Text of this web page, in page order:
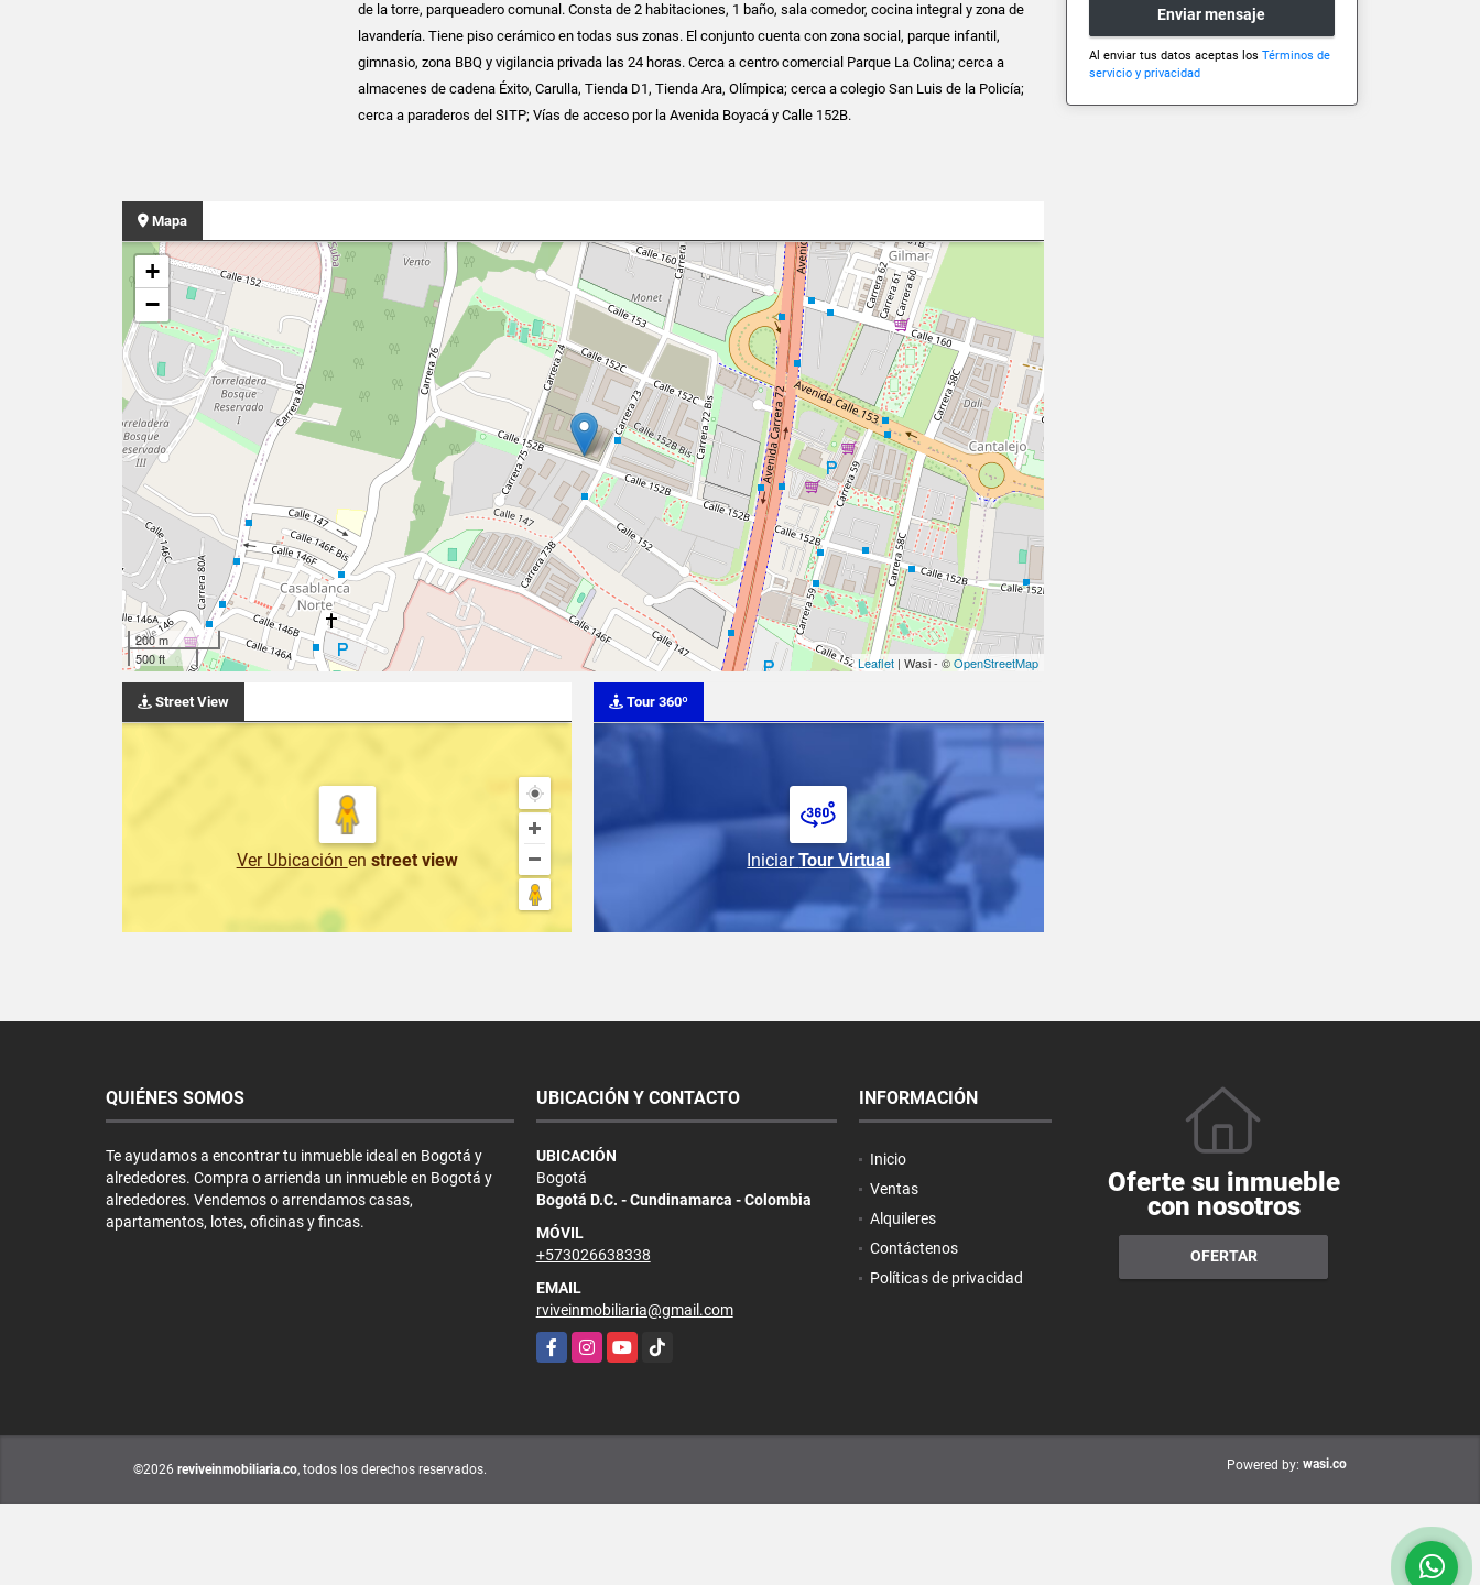
de la torre, parqueadero comunal. Consta de 2 habitaciones, 1 baño, sala comedor, cocina integral y zona de
lavandería. Tiene piso cerámico en todas sus zonas. El conjunto cuenta con zona social, parque infantil,
gimnasio, zona BBQ y vigilancia privada las 24 horas. Cerca a centro comercial Parque La Colina; cerca a
almacenes de cadena Éxito, Carulla, Tienda D1, Tienda Ara, Olímpica; cerca a colegio San Luis de la Policía;
cerca a paraderos del SITP; Vías de acceso por la Avenida Boyacá y Calle 152B.
Mapa
+
−
200 m
500 ft
Leaflet| Wasi - ©OpenStreetMap
Street View
Ver Ubicación en street view
Tour 360º
IniciarTour Virtual
Enviar mensaje
Al enviar tus datos aceptas los Términos de
servicio y privacidad
QUIÉNES SOMOS
Te ayudamos a encontrar tu inmueble ideal en Bogotá y
alrededores. Compra o arrienda un inmueble en Bogotá y
alrededores. Vendemos o arrendamos casas,
apartamentos, lotes, oficinas y fincas.
UBICACIÓN Y CONTACTO
UBICACIÓN
Bogotá
Bogotá D.C. - Cundinamarca - Colombia
MÓVIL
+573026638338
EMAIL
rviveinmobiliaria@gmail.com
FacebookInstagramYouTubeTikTok
INFORMACIÓN
Inicio
Ventas
Alquileres
Contáctenos
Políticas de privacidad
Oferte su inmueble
con nosotros
OFERTAR
©2026 reviveinmobiliaria.co, todos los derechos reservados. Powered by: wasi.co